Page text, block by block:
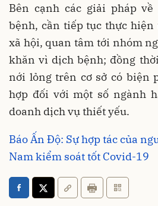
Bên cạnh các giải pháp
bệnh, cần tiếp tục thực hiện
xã hội, quan tâm tới nhóm
khăn vì dịch bệnh; đồng
nới lỏng trên cơ sở có biện
hợp đối với một số ngành
doanh dịch vụ thiết yếu.
Báo Ấn Độ: Sự hợp tác của
Nam kiểm soát tốt Covid-19